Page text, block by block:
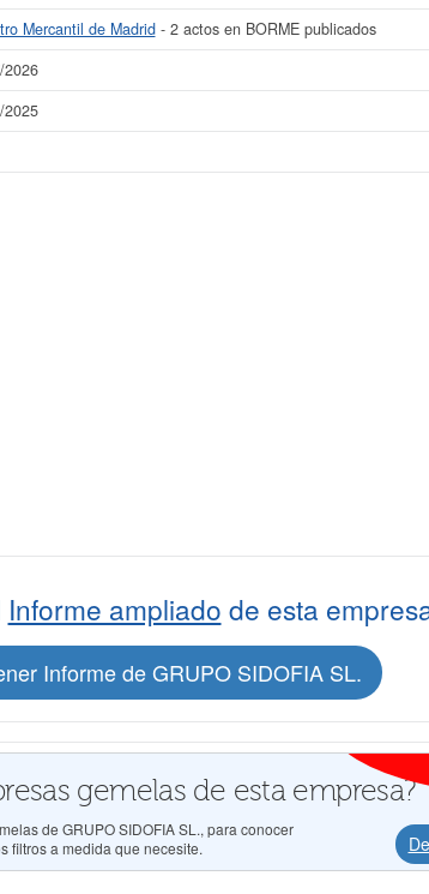
Mercantil de Madrid- 2 actos en BORME publicados
Informe ampliado de esta
Informe de GRUPO SIDOFIA SL.
gemelas de esta empresa?
de GRUPO SIDOFIA SL., para conocer
filtros a medida que necesite.